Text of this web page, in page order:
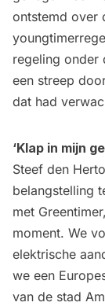
ontstemd over
regeling onder
een streep
dat had
‘Klap in mijn
Steef den
belangstelling
met
moment. We
elektrische
we een
van de stad